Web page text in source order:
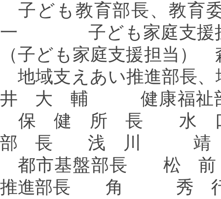
子ども教育部長、教育
一
子ども家庭支援
（子ども家庭支援担当）
地域支えあい推進部長
井 大 輔健康福祉
保 健 所 長
部 長 浅 川 靖
都市基盤部長 松 前
推進部長 角 秀